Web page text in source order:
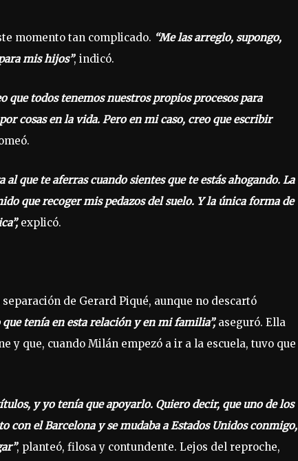
momento tan complicado. “Me las arreglo, supongo,
mis hijos”, indicó.
que todos tenemos nuestros propios procesos para
cosas en la vida. Pero en mi caso, creo que escribir
al que te aferras cuando sientes que te estás ahogando. La
que recoger mis pedazos del suelo. Y la única forma de
explicó.
de Gerard Piqué, aunque no descartó
que tenía en esta relación y en mi familia”,aseguró. Ella
que, cuando Milán empezó a ir a la escuela, tuvo que
y yo tenía que apoyarlo. Quiero decir, que uno de los
con el Barcelona y se mudaba a Estados Unidos conmigo,
, planteó, filosa y contundente. Lejos del reproche,